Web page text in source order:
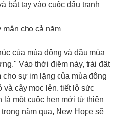
bắt tay vào cuộc đấu tranh
của mùa đông và đầu mùa
Vào thời điểm này, trái đất
cho sự im lặng của mùa đông
và cây mọc lên, tiết lộ sức
là một cuộc hẹn mới từ thiên
năm qua, New Hope sẽ